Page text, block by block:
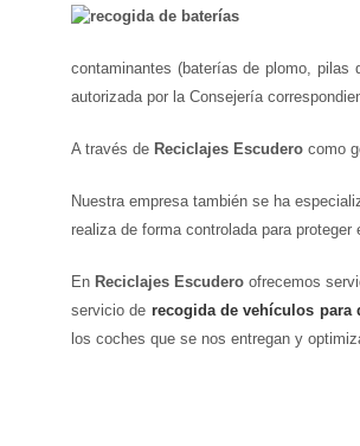
contaminantes (baterías de plomo, pilas
autorizada por la Consejería
A través de Reciclajes Escudero como
Nuestra empresa también se ha
realiza de forma controlada para proteger
En Reciclajes Escudero ofrecemos
servicio de recogida de vehículos para
los coches que se nos entregan y